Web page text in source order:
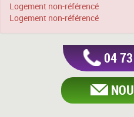
Logement non-référencé
Logement non-référencé
04